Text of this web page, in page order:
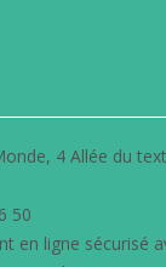
4 Allée du
50
en ligne sécurisé